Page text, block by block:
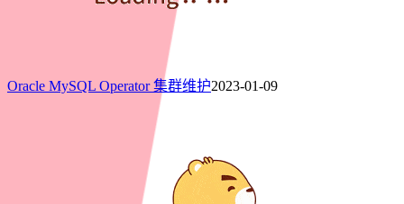
Oracle MySQL Operator 集群维护2023-01-09